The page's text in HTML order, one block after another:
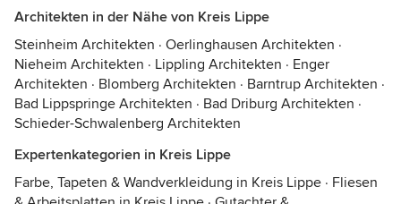
Architekten in der Nähe von Kreis Lippe
Steinheim Architekten · Oerlinghausen Architekten ·
Nieheim Architekten · Lippling Architekten · Enger
Architekten · Blomberg Architekten · Barntrup Architekten ·
Bad Lippspringe Architekten · Bad Driburg Architekten ·
Schieder-Schwalenberg Architekten
Expertenkategorien in Kreis Lippe
Farbe, Tapeten & Wandverkleidung in Kreis Lippe · Fliesen